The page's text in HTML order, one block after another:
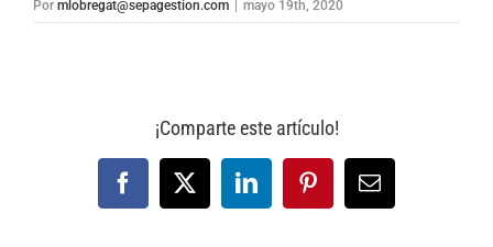
Por mlobregat@sepagestion.com | mayo 19th, 2020
¡Comparte este artículo!
Facebook
X LinkedInPinterestCorreo
electrónico